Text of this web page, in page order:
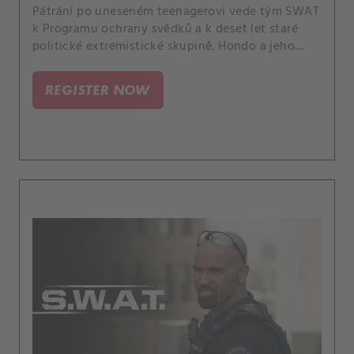
Pátrání po uneseném teenagerovi vede tým SWAT
k Programu ochrany svědků a k deset let staré
politické extremistické skupině. Hondo a jeho
v jejím komunitním centru; Luca se obává, že není
fyzicky připraven vrátit se na pole; a velitel Hicks
se znovu spojí se svým odcizeným synem.
REGISTER NOW